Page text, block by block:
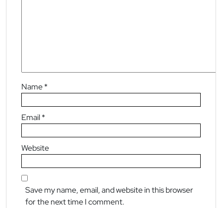
Name*
Email*
Website
Save my name, email, and website in this browser
for the next time I comment.